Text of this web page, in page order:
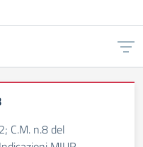
C.M. n.8 del